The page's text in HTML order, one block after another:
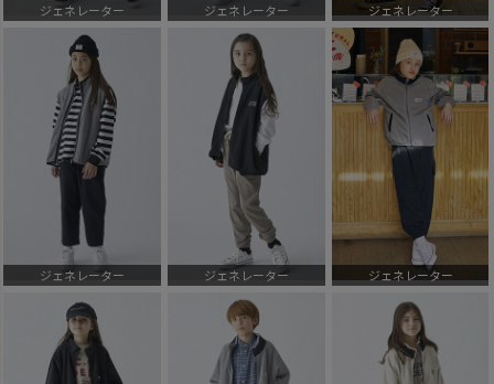
ジェネレーター ジェネレーター ジェネレーター
ジェネレーター ジェネレーター ジェネレーター